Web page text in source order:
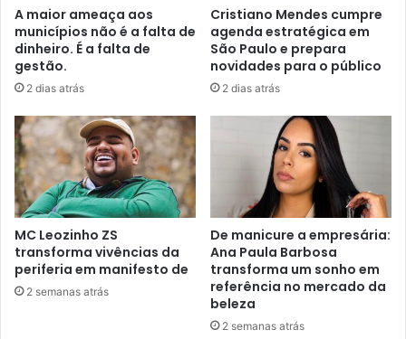
A maior ameaça aos
municípios não é a falta de
dinheiro. É a falta de
gestão.
2 dias atrás
Cristiano Mendes cumpre
agenda estratégica em
São Paulo e prepara
novidades para o público
2 dias atrás
MC Leozinho ZS
transforma vivências da
periferia em manifesto de
2 semanas atrás
De manicure a empresária:
Ana Paula Barbosa
transforma um sonho em
referência no mercado da
beleza
2 semanas atrás